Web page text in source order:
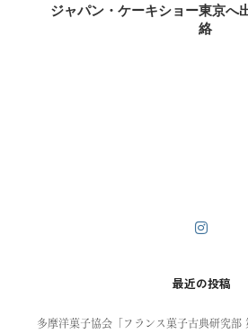
ジャパン・ケーキショー東京へ
絡
最近の投稿
多摩洋菓子協会「フランス菓子古典研究部